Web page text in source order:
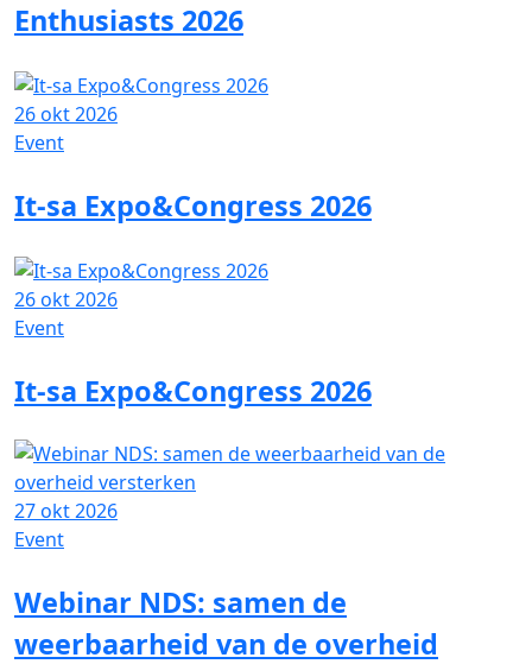
Enthusiasts 2026
26 okt 2026
Event
It-sa Expo&Congress 2026
26 okt 2026
Event
It-sa Expo&Congress 2026
27 okt 2026
Event
Webinar NDS: samen de
weerbaarheid van de overheid